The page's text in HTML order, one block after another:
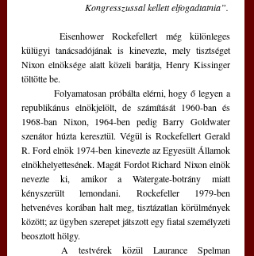
külügyi tanácsadójának is kinevezte, mely tisztséget
Nixon elnöksége alatt közeli barátja, Henry Kissinger
töltötte be.
republikánus elnökjelölt, de számítását 1960-ban és
1968-ban Nixon, 1964-ben pedig Barry Goldwater
szenátor húzta keresztül. Végül is Rockefellert Gerald
R. Ford elnök 1974-ben kinevezte az Egyesült Államok
elnökhelyettesének. Magát Fordot Richard Nixon elnök
nevezte ki, amikor a Watergate-botrány miatt
kényszerült lemondani. Rockefeller 1979-ben
hetvenéves korában halt meg, tisztázatlan körülmények
között; az ügyben szerepet játszott egy fiatal személyzeti
beosztott hölgy.